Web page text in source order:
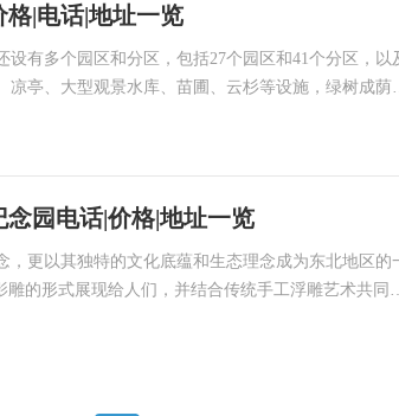
|电话|地址一览
有多个园区和分区，包括27个园区和41个分区，以
亭、大型观景水库、苗圃、云杉等设施，绿树成荫，
园电话|价格|地址一览
更以其独特的文化底蕴和生态理念成为东北地区的
的形式展现给人们，并结合传统手工浮雕艺术共同构